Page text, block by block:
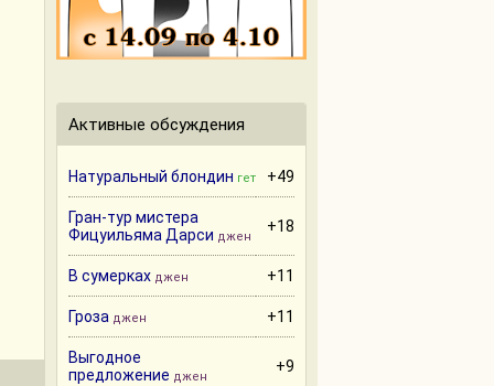
Активные обсуждения
Натуральный блондин гет +49
Гран-тур мистера
Фицуильяма Дарси джен
+18
В сумерках джен +11
Гроза джен +11
Выгодное
предложение джен
+9